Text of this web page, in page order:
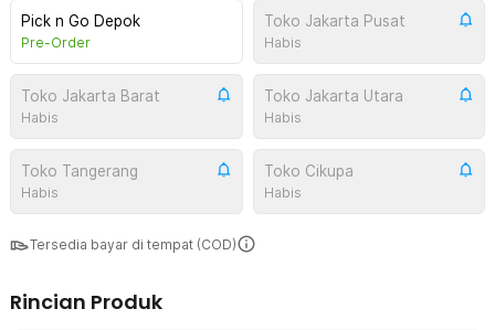
Pick n Go Depok
Pre-Order
Toko Jakarta Pusat
Habis
Toko Jakarta Barat
Habis
Toko Jakarta Utara
Habis
Toko Tangerang
Habis
Toko Cikupa
Habis
Tersedia bayar di tempat (COD)
Rincian Produk